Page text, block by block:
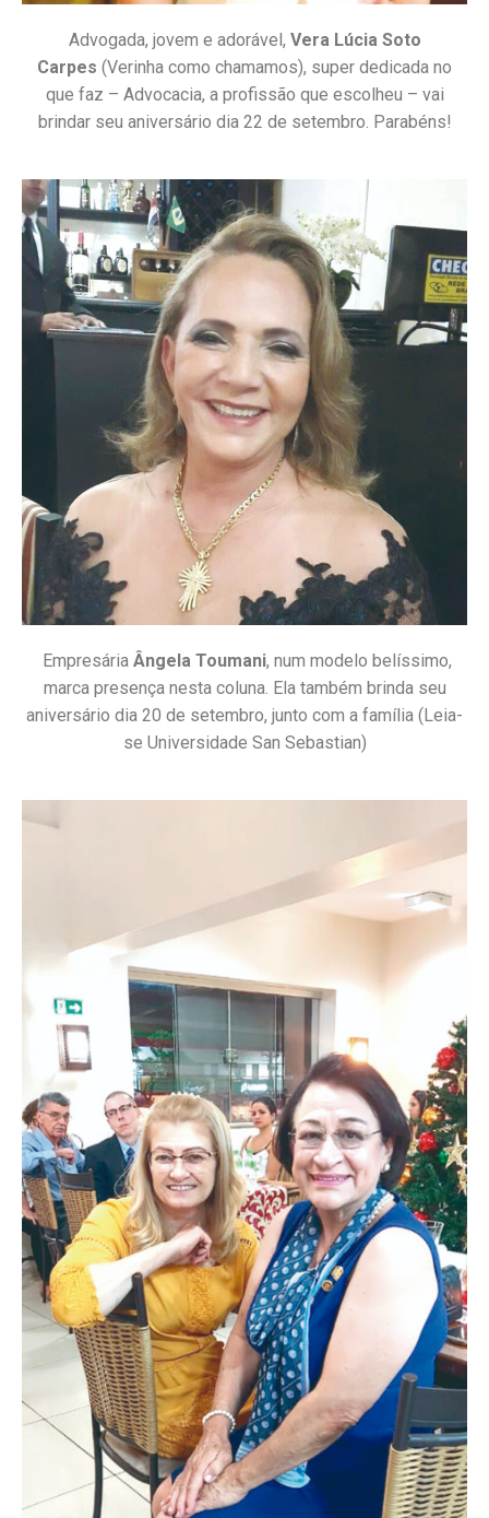
Advogada, jovem e adorável, Vera Lúcia Soto
Carpes (Verinha como chamamos), super dedicada no
que faz – Advocacia, a profissão que escolheu – vai
brindar seu aniversário dia 22 de setembro. Parabéns!
Empresária Ângela Toumani, num modelo belíssimo,
marca presença nesta coluna. Ela também brinda seu
aniversário dia 20 de setembro, junto com a família (Leia-
se Universidade San Sebastian)